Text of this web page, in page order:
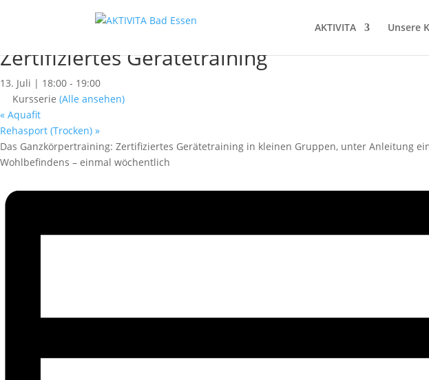
AKTIVITA Unsere
Zertifiziertes Gerätetraining
13. Juli | 18:00 - 19:00
Kursserie (Alle ansehen)
« Aquafit
Rehasport (Trocken) »
Das Ganzkörpertraining: Zertifiziertes Gerätetraining in kleinen Gruppen, unter Anleitung
Wohlbefindens – einmal wöchentlich